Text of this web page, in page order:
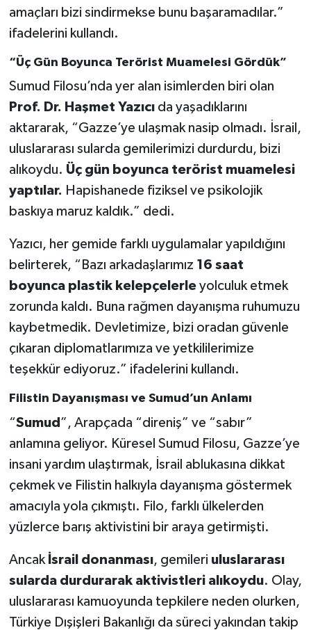
amaçları bizi sindirmekse bunu başaramadılar.”
ifadelerini kullandı.
“Üç Gün Boyunca Terörist Muamelesi Gördük”
Sumud Filosu’nda yer alan isimlerden biri olan
Prof. Dr. Haşmet Yazıcıda yaşadıklarını
aktararak, “Gazze’ye ulaşmak nasip olmadı. İsrail,
uluslararası sularda gemilerimizi durdurdu, bizi
alıkoydu. Üç gün boyunca terörist muamelesi
yaptılar. Hapishanede fiziksel ve psikolojik
baskıya maruz kaldık.” dedi.
Yazıcı, her gemide farklı uygulamalar yapıldığını
belirterek, “Bazı arkadaşlarımız 16 saat
boyunca plastik kelepçelerleyolculuk etmek
zorunda kaldı. Buna rağmen dayanışma ruhumuzu
kaybetmedik. Devletimize, bizi oradan güvenle
çıkaran diplomatlarımıza ve yetkililerimize
teşekkür ediyoruz.” ifadelerini kullandı.
Filistin Dayanışması ve Sumud’un Anlamı
“Sumud ”, Arapçada “direniş” ve “sabır”
anlamına geliyor. Küresel Sumud Filosu, Gazze’ye
insani yardım ulaştırmak, İsrail ablukasına dikkat
çekmek ve Filistin halkıyla dayanışma göstermek
amacıyla yola çıkmıştı. Filo, farklı ülkelerden
yüzlerce barış aktivistini bir araya getirmişti.
Ancak İsrail donanması, gemileri uluslararası
sularda durdurarak aktivistleri alıkoydu. Olay,
uluslararası kamuoyunda tepkilere neden olurken,
Türkiye Dışişleri Bakanlığı da süreci yakından takip